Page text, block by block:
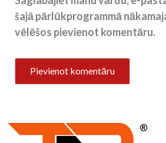
šajā pārlūkprogrammā
vēlēšos pievienot komentāru.